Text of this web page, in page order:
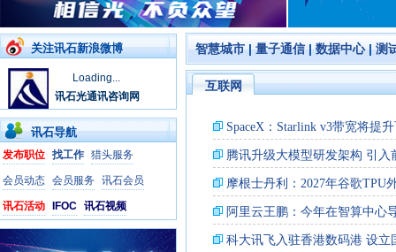
智慧城市|量子通信|数据中心|测
互联网
关注讯石新浪微博
Loading...
讯石光通讯咨询网
讯石导航
发布职位 找工作 猎头服务
会员动态 会员服务 讯石会员
讯石活动 IFOC 讯石视频